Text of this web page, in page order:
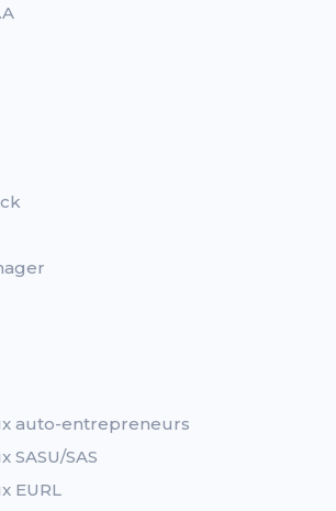
auto-entrepreneurs
SASU/SAS
EURL